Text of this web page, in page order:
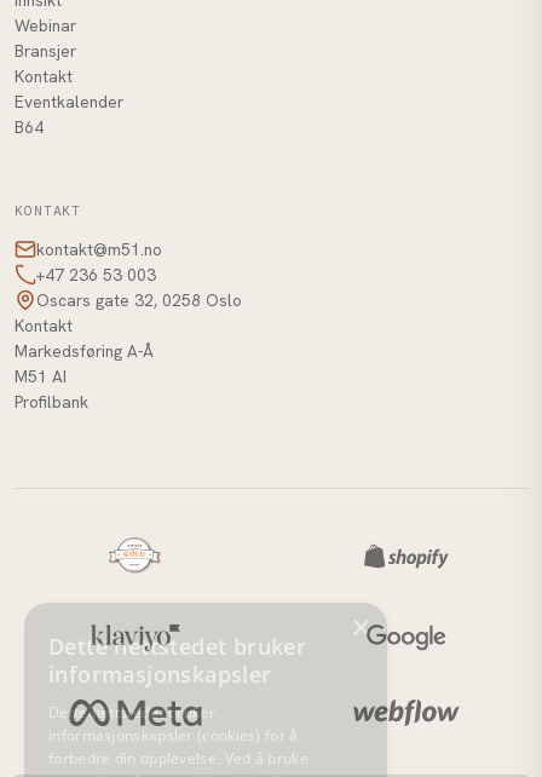
Webinar
Bransjer
Kontakt
Eventkalender
B64
KONTAKT
kontakt@m51.no
+47 236 53 003
Oscars gate 32, 0258 Oslo
Kontakt
Markedsføring A-Å
M51 AI
Profilbank
×
Dette nettstedet bruker
informasjonskapsler
Dette nettstedet bruker
informasjonskapsler (cookies) for å
forbedre din opplevelse. Ved å bruke